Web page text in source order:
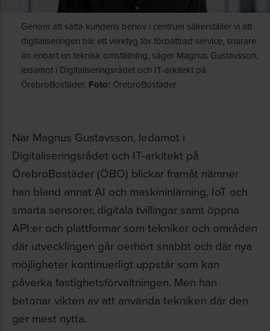
Genom att sätta kundens behov i centrum säkerställer vi att
digitaliseringen blir ett verktyg för förbättrad service, snarare
än enbart en teknisk omställning, säger Magnus Gustavsson,
ledamot i Digitaliseringsrådet och IT-arkitekt på
ÖrebroBostäder. Foto: ÖrebroBostäder
När Magnus Gustavsson, ledamot i
Digitaliseringsrådet och IT-arkitekt på
ÖrebroBostäder (ÖBO) blickar framåt nämner
han bland annat AI och maskininlärning, IoT och
smarta sensorer, digitala tvillingar samt öppna
API:er och plattformar som tekniker och områden
där utvecklingen går oerhört snabbt och där nya
möjligheter kontinuerligt uppstår som kan
påverka fastighetsförvaltningen. Men han
betonar vikten av att använda tekniken där den
ger mest nytta.